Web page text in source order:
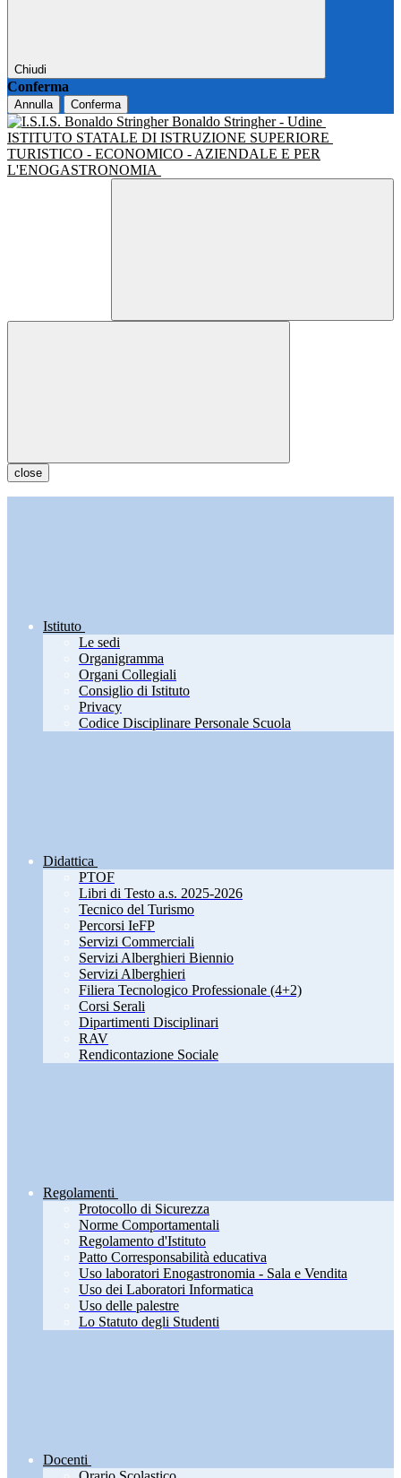
Chiudi
Conferma
Annulla Conferma
Bonaldo Stringher - Udine
ISTITUTO STATALE DI ISTRUZIONE SUPERIORE
TURISTICO - ECONOMICO - AZIENDALE E PER
L'ENOGASTRONOMIA
close
Istituto
Le sedi
Organigramma
Organi Collegiali
Consiglio di Istituto
Privacy
Codice Disciplinare Personale Scuola
Didattica
PTOF
Libri di Testo a.s. 2025-2026
Tecnico del Turismo
Percorsi IeFP
Servizi Commerciali
Servizi Alberghieri Biennio
Servizi Alberghieri
Filiera Tecnologico Professionale (4+2)
Corsi Serali
Dipartimenti Disciplinari
RAV
Rendicontazione Sociale
Regolamenti
Protocollo di Sicurezza
Norme Comportamentali
Regolamento d'Istituto
Patto Corresponsabilità educativa
Uso laboratori Enogastronomia - Sala e Vendita
Uso dei Laboratori Informatica
Uso delle palestre
Lo Statuto degli Studenti
Docenti